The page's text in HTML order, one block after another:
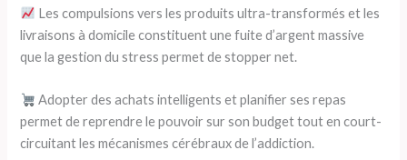
Les compulsions vers les produits ultra-transformés et les
livraisons à domicile constituent une fuite d’argent massive
que la gestion du stress permet de stopper net.
Adopter des achats intelligents et planifier ses repas
permet de reprendre le pouvoir sur son budget tout en court-
circuitant les mécanismes cérébraux de l’addiction.